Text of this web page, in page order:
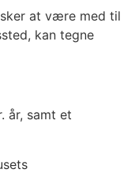
at være med til
kan tegne
år, samt et